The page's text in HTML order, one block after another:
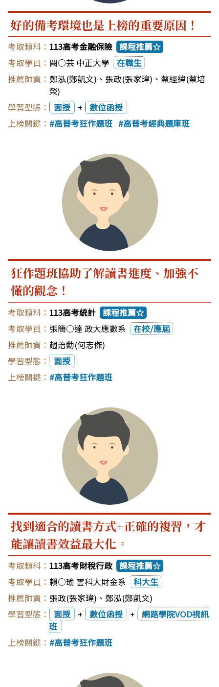
好的備考環境也是上榜的重要原因！
113高考金融保險 課程推薦☆
闕○芸 中正大學
在職生
鄭泓(鄭凱文) 、 張政(張家瑋) 、 蔡經緯(蔡培
榮)
面授
+
數位函授
高普考狂作題班
高普考經典題庫班
狂作題班協助了解讀書進度、加強不
懂的觀念！
113高考統計 課程推薦☆
張簡○達 政大應數系
在校/應屆
趙治勳(何志傑)
面授
高普考狂作題班
找到適合的讀書方式+正確的複習，才
能讓讀書效益最大化。
113高考財稅行政 課程推薦☆
賴○瑜 雲科大財金系
科大生
張政(張家瑋) 、 鄭泓(鄭凱文)
面授
+ 數位函授 +
網路學院VOD視訊
班
高普考狂作題班